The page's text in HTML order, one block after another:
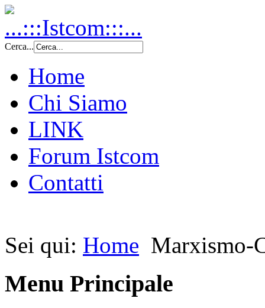
Cerca...
Home
Chi Siamo
LINK
Forum Istcom
Contatti
Sei qui: Home Marxismo-
Menu Principale